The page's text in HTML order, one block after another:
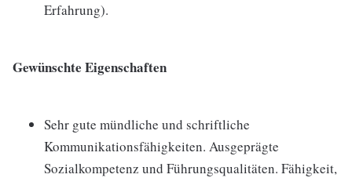
Erfahrung).
Gewünschte Eigenschaften
Sehr gute mündliche und schriftliche
Kommunikationsfähigkeiten. Ausgeprägte
Sozialkompetenz und Führungsqualitäten. Fähigkeit,